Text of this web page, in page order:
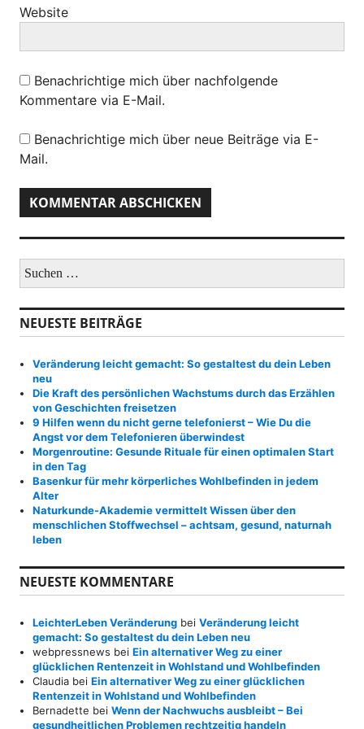
Website
Benachrichtige mich über nachfolgende
Kommentare via E-Mail.
Benachrichtige mich über neue Beiträge via E-
Mail.
S
u
h
e
n
c
:
NEUESTE BEITRÄGE
Veränderung leicht gemacht: So gestaltest du dein Leben
neu
Die Kraft des persönlichen Wachstums durch das Erzählen
von Geschichten freisetzen
9 Hilfen wenn du nicht gerne telefonierst – Wie Du die
Angst vor dem Telefonieren überwindest
Morgenroutine: Gesunde Rituale für einen optimalen Start
in den Tag
Basenkur für mehr körperliches Wohlbefinden in jedem
Alter
Naturkunde-Akademie vermittelt Wissen über den
menschlichen Stoffwechsel – achtsam, gesund, naturnah
leben
NEUESTE KOMMENTARE
LeichterLeben Veränderung beiVeränderung leicht
gemacht: So gestaltest du dein Leben neu
webpressnews beiEin alternativer Weg zu einer
glücklichen Rentenzeit in Wohlstand und Wohlbefinden
Claudia beiEin alternativer Weg zu einer glücklichen
Rentenzeit in Wohlstand und Wohlbefinden
Bernadette beiWenn der Nachwuchs ausbleibt – Bei
gesundheitlichen Problemen rechtzeitig handeln